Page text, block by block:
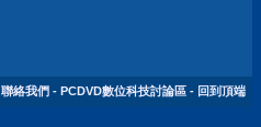
聯絡我們 - PCDVD數位科技討論區 - 回到頂端